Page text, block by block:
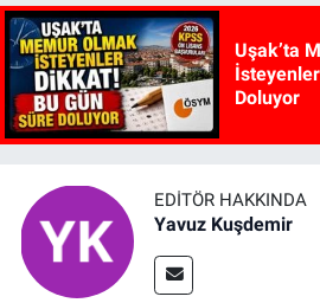
Uşak’ta
Doluyor
EDITÖR HAKKINDA
Yavuz Kuşdemir